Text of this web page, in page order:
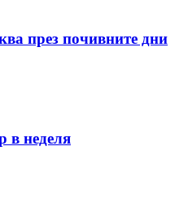
през почивните дни
в неделя